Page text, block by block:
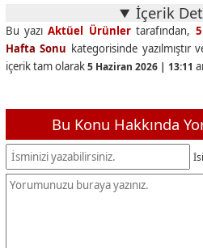
Gokidy Büyük Kova Seti
Gokidy Yelkenli/Kürekli Yazlık
GoKidy Lisanslı Tekli Köpük
GoKidy Yelpaze Köpük
GoKidy Su Bombası Balonu
Metal Taşıyıcı Tırlı Araba
GoKidy Blok Araç Çeşitleri
İçerik
Bu yazıAktüel Ürünlertarafından,
Hafta Sonu kategorisinde yazılmıştır
içerik tam olarak5 Haziran 2026 | 13:11
Bu Konu Hakkında